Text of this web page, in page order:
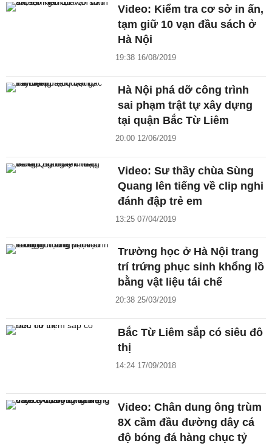
Video: Kiểm tra cơ sở in ấn,
tạm giữ 10 vạn đầu sách ở
Hà Nội
19:38 16/08/2019
Hà Nội phá dỡ công trình
sai phạm trật tự xây dựng
tại quận Bắc Từ Liêm
20:00 12/06/2019
Video: Sư thầy chùa Sùng
Quang lên tiếng về clip nghi
đánh đập trẻ em
13:25 07/04/2019
Trường học ở Hà Nội trang
trí trứng phục sinh khổng lồ
bằng vật liệu tái chế
20:38 25/03/2019
Bắc Từ Liêm sắp có siêu đô
thị
14:24 17/09/2018
Video: Chân dung ông trùm
8X cầm đầu đường dây cá
độ bóng đá hàng chục tỷ